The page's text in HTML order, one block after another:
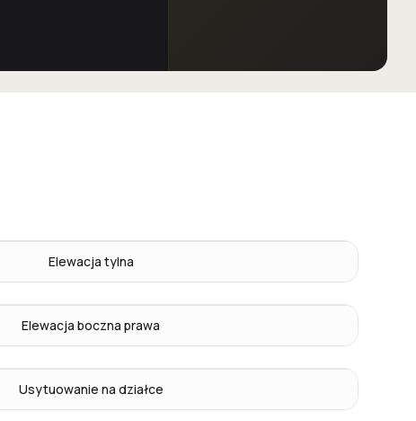
Elewacja tylna
Elewacja boczna prawa
Usytuowanie na działce